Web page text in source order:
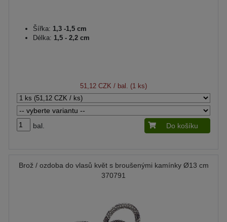
Šířka: 1,3 -1,5 cm
Délka: 1,5 - 2,2 cm
51,12 CZK / bal. (1 ks)
bal. Do košíku
Brož / ozdoba do vlasů květ s broušenými kamínky Ø13 cm
370791